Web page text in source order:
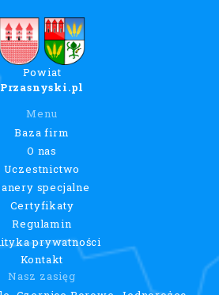
Powiat
Przasnyski.pl
Menu
Baza firm
O nas
Uczestnictwo
specjalne
Certyfikaty
Regulamin
prywatności
Kontakt
Nasz zasięg